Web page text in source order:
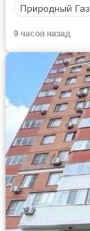
Природный Газ
9 часов назад